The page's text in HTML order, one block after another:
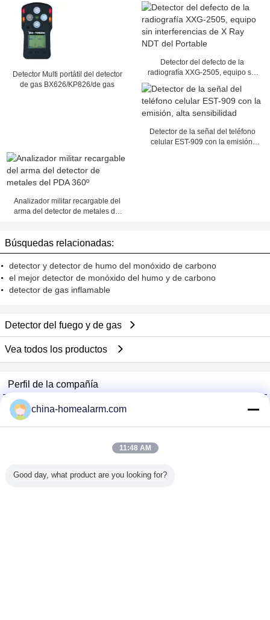
Detector Multi portátil del detector
de gas BX626/KP826/de gas
Detector del defecto de la
radiografía XXG-2505, equipo sin
interferencias de X Ray NDT del
Portable
Detector de la señal del teléfono
celular EST-909 con la emisión,
Analizador militar recargable del
arma del detector de metales del
Búsquedas relacionadas:
detector y detector de humo del monóxido de carbono
el mejor detector de monóxido del humo y de carbono
detector de gas inflamable
Detector del fuego y de gas
Vea todos los productos
Perfil de la compañía
Alarms Series Technology Co., Limited
proveedores calificados
Verified Suplier
china-homealarm.com
11:48 AM
Good day, what product are you looking for?